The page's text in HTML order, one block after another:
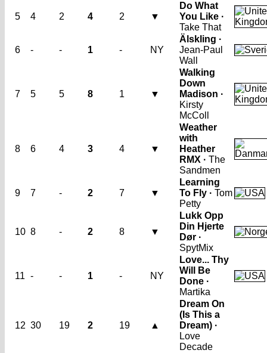
5 4 2 4 2 ▼
Do What
You Like ·
Take That
6 - - 1 - NY
Älskling ·
Jean-Paul
Wall
7 5 5 8 1 ▼
Walking
Down
Madison ·
Kirsty
McColl
8 6 4 3 4 ▼
Weather
with
Heather
RMX · The
Sandmen
9 7 - 2 7 ▼
Learning
To Fly · Tom
Petty
10 8 - 2 8 ▼
Lukk Opp
Din Hjerte
Dør ·
SpytMix
11 - - 1 - NY
Love... Thy
Will Be
Done ·
Martika
12 30 19 2 19 ▲
Dream On
(Is This a
Dream) ·
Love
Decade